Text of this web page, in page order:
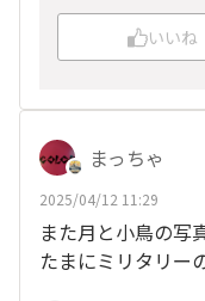
いいね
まっちゃ
2025/04/12 11:29
また月と小鳥の写
たまにミリタリー